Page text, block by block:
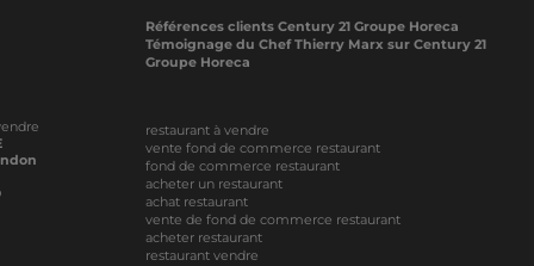
Références clients Century 21 Groupe Horeca
Témoignage du Chef Thierry Marx sur Century 21
Groupe Horeca
restaurant à vendre
vente fond de commerce restaurant
fond de commerce restaurant
acheter un restaurant
achat restaurant
vente de fond de commerce restaurant
acheter restaurant
restaurant vendre